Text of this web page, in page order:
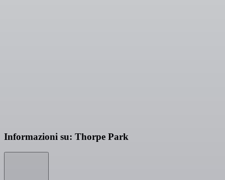
Informazioni su: Thorpe Park